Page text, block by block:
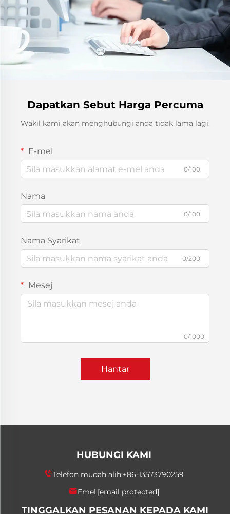
Dapatkan Sebut Harga Percuma
Wakil kami akan menghubungi anda tidak lama lagi.
E-mel
0/100
Nama
0/100
Nama Syarikat
0/200
Mesej
0/1000
Hantar
HUBUNGI KAMI
Telefon mudah alih:+86-13573790259
Emel:[email protected]
TINGGALKAN PESANAN KEPADA KAMI